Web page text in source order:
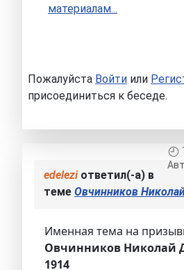
материалам...
Пожалуйста Войти или
присоединиться к беседе.
edeleziответил(-а) в
теме Овчинников
Именная тема на
Овчинников Николай
1914